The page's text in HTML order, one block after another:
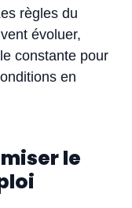
règles du
évoluer,
constante pour
en
le